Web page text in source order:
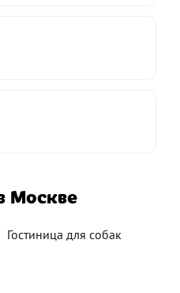
Москве
Гостиница для собак